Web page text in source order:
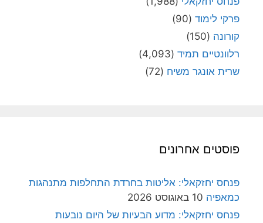
פרקי לימוד (90)
קורונה (150)
רלוונטיים תמיד (4,093)
שרית אונגר משיח (72)
פוסטים אחרונים
פנחס יחזקאלי: אליטות בחרדת התחלפות מתנהגות
כמאפיה 10 באוגוסט 2026
פנחס יחזקאלי: מדוע הבעיות של היום נובעות